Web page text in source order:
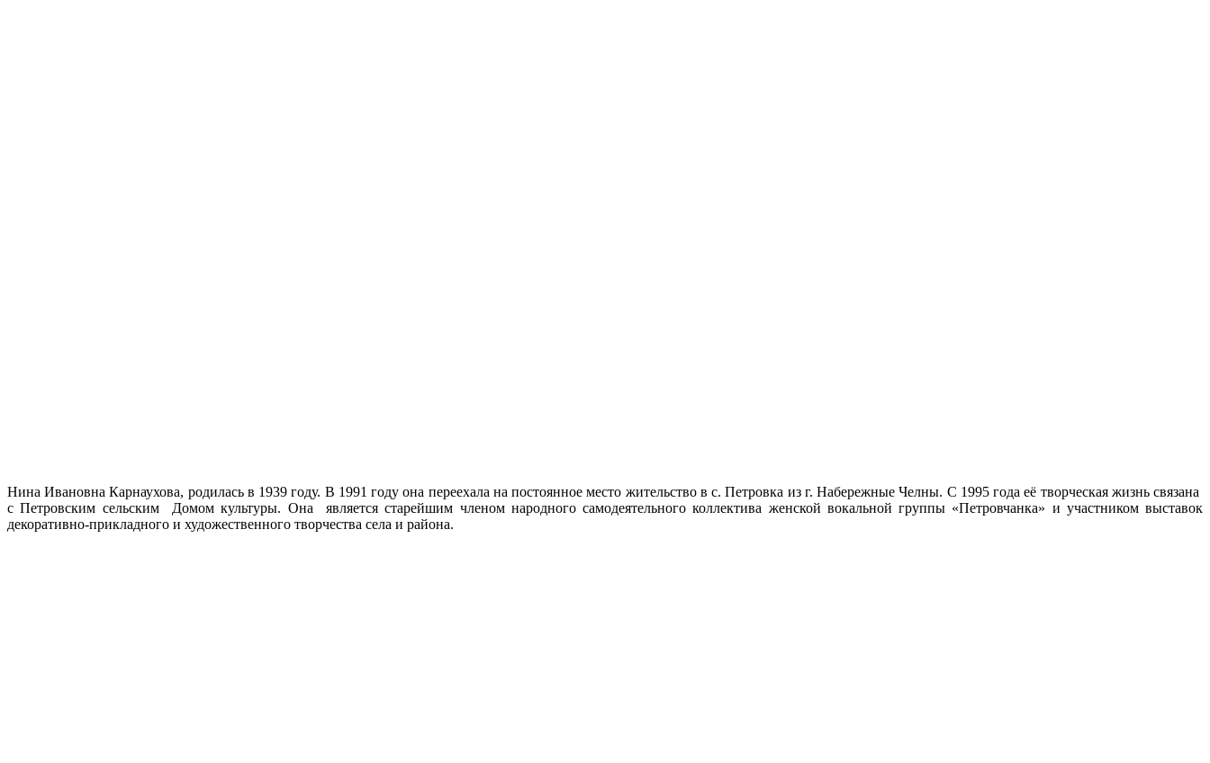
Нина Ивановна Карнаухова, родилась в 1939 году. В 1991 году она переехала на постоянное место жительство в с. Петровка из г. Набережные Челны. С 1995 года её творческая жизнь связана
с Петровским сельским Домом культуры. Она является старейшим членом народного самодеятельного коллектива женской вокальной группы «Петровчанка» и участником выставок
декоративно-прикладного и художественного творчества села и района.